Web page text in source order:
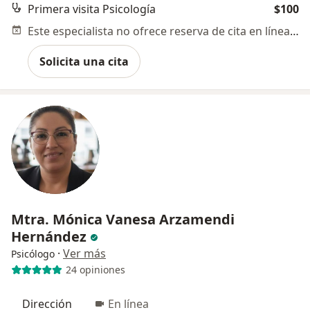
Primera visita Psicología
$100
Este especialista no ofrece reserva de cita en línea en esta dirección.
Solicita una cita
Mtra. Mónica Vanesa Arzamendi
Hernández
Psicólogo · Ver más
24 opiniones
Dirección En línea